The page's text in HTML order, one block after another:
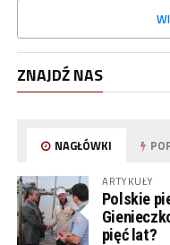
ZNAJDŹ NAS
NAGŁÓWKI
ARTYKUŁY
Polskie
pięć lat?